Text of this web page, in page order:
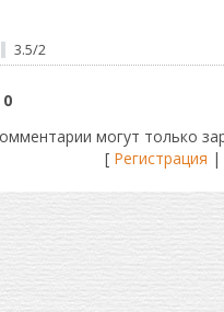
3.5/2
0
могут только
[ Регистрация |